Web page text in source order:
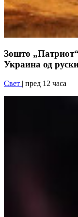
Зошто
Украина од
Свет | пред 12 часа